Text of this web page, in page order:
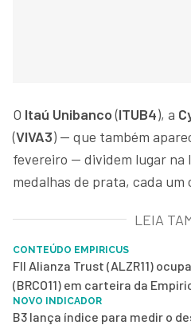
O Itaú Unibanco(ITUB4), a
(VIVA3) — que também
fevereiro — dividem lugar na
medalhas de prata, cada um
LEIA
CONTEÚDO EMPIRICUS
FII Alianza Trust (ALZR11)
(BRCO11) em carteira da
NOVO INDICADOR
B3 lança índice para medir o